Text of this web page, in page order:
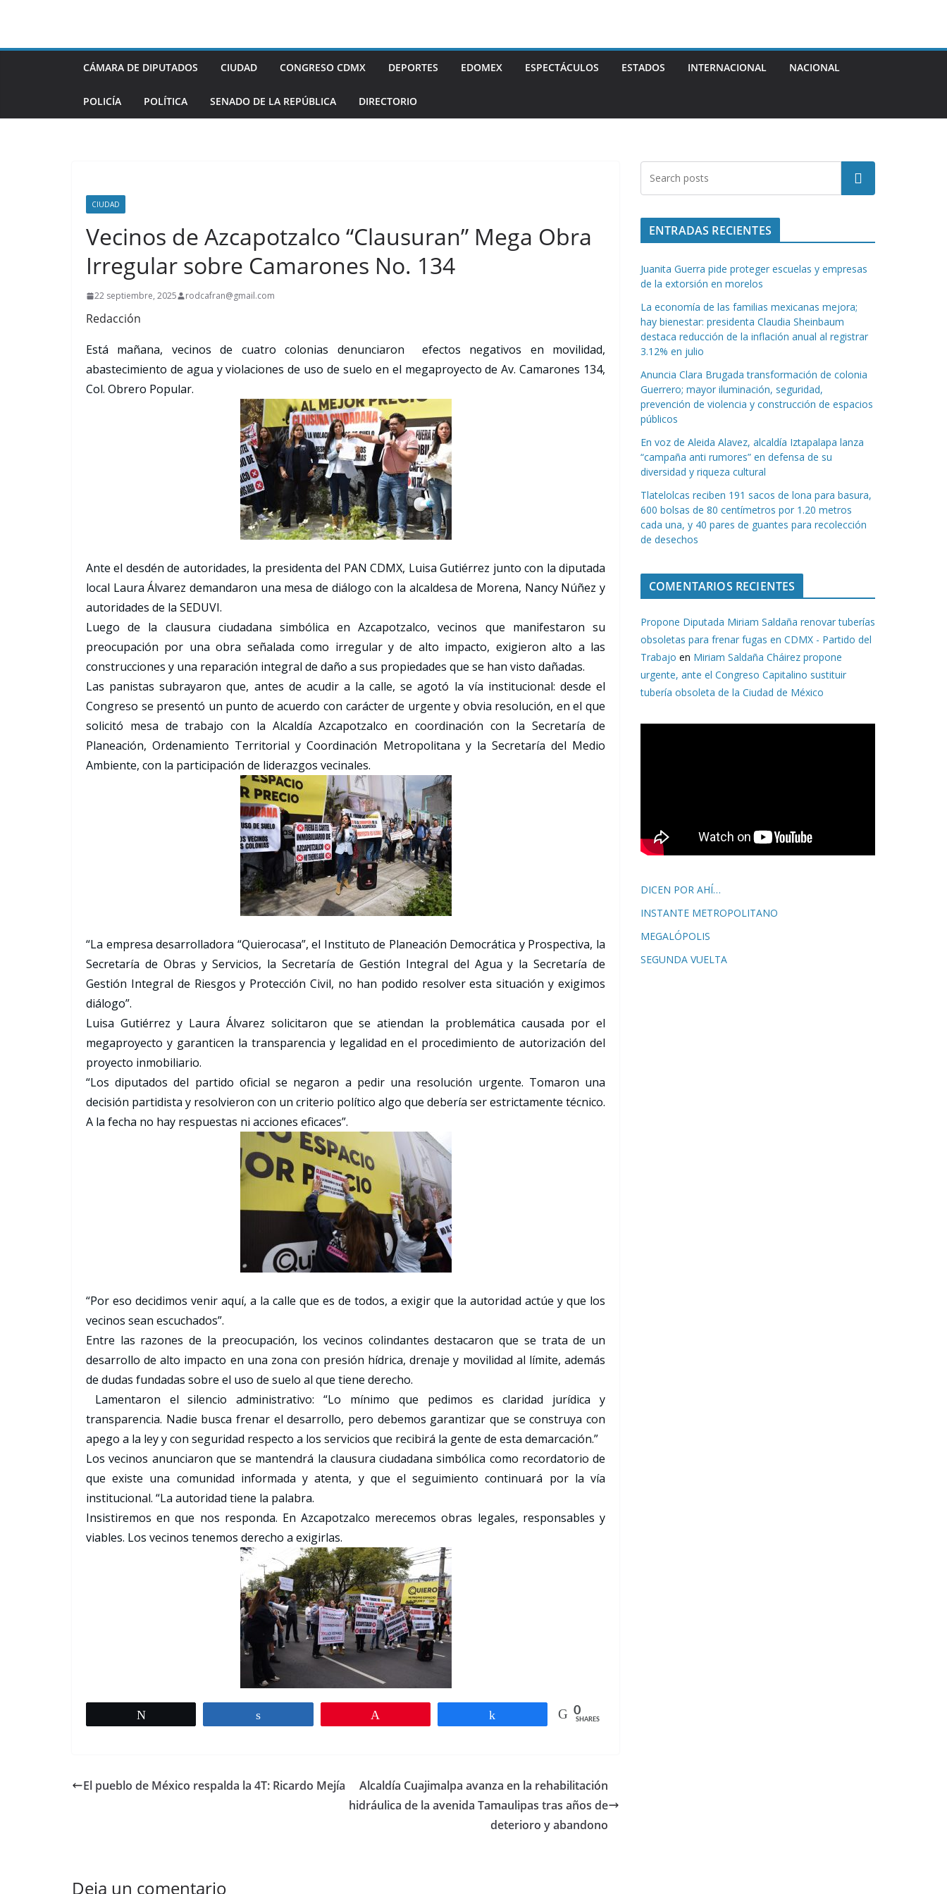
contenido
CÁMARA DE DIPUTADOS CIUDAD CONGRESO CDMX DEPORTES EDOMEX ESPECTÁCULOS ESTADOS INTERNACIONAL NACIONAL
POLICÍA POLÍTICA SENADO DE LA REPÚBLICA DIRECTORIO
CIUDAD
Vecinos de Azcapotzalco “Clausuran” Mega Obra
Irregular sobre Camarones No. 134
22 septiembre, 2025 rodcafran@gmail.com
Redacción
Está mañana, vecinos de cuatro colonias denunciaron efectos negativos en movilidad,
abastecimiento de agua y violaciones de uso de suelo en el megaproyecto de Av. Camarones 134,
Col. Obrero Popular.
Ante el desdén de autoridades, la presidenta del PAN CDMX, Luisa Gutiérrez junto con la diputada
local Laura Álvarez demandaron una mesa de diálogo con la alcaldesa de Morena, Nancy Núñez y
autoridades de la SEDUVI.
Luego de la clausura ciudadana simbólica en Azcapotzalco, vecinos que manifestaron su
preocupación por una obra señalada como irregular y de alto impacto, exigieron alto a las
construcciones y una reparación integral de daño a sus propiedades que se han visto dañadas.
Las panistas subrayaron que, antes de acudir a la calle, se agotó la vía institucional: desde el
Congreso se presentó un punto de acuerdo con carácter de urgente y obvia resolución, en el que
solicitó mesa de trabajo con la Alcaldía Azcapotzalco en coordinación con la Secretaría de
Planeación, Ordenamiento Territorial y Coordinación Metropolitana y la Secretaría del Medio
Ambiente, con la participación de liderazgos vecinales.
“La empresa desarrolladora “Quierocasa”, el Instituto de Planeación Democrática y Prospectiva, la
Secretaría de Obras y Servicios, la Secretaría de Gestión Integral del Agua y la Secretaría de
Gestión Integral de Riesgos y Protección Civil, no han podido resolver esta situación y exigimos
diálogo”.
Luisa Gutiérrez y Laura Álvarez solicitaron que se atiendan la problemática causada por el
megaproyecto y garanticen la transparencia y legalidad en el procedimiento de autorización del
proyecto inmobiliario.
“Los diputados del partido oficial se negaron a pedir una resolución urgente. Tomaron una
decisión partidista y resolvieron con un criterio político algo que debería ser estrictamente técnico.
A la fecha no hay respuestas ni acciones eficaces”.
“Por eso decidimos venir aquí, a la calle que es de todos, a exigir que la autoridad actúe y que los
vecinos sean escuchados”.
Entre las razones de la preocupación, los vecinos colindantes destacaron que se trata de un
desarrollo de alto impacto en una zona con presión hídrica, drenaje y movilidad al límite, además
de dudas fundadas sobre el uso de suelo al que tiene derecho.
Lamentaron el silencio administrativo: “Lo mínimo que pedimos es claridad jurídica y
transparencia. Nadie busca frenar el desarrollo, pero debemos garantizar que se construya con
apego a la ley y con seguridad respecto a los servicios que recibirá la gente de esta demarcación.”
Los vecinos anunciaron que se mantendrá la clausura ciudadana simbólica como recordatorio de
que existe una comunidad informada y atenta, y que el seguimiento continuará por la vía
institucional. “La autoridad tiene la palabra.
Insistiremos en que nos responda. En Azcapotzalco merecemos obras legales, responsables y
viables. Los vecinos tenemos derecho a exigirlas.
0
SHARES
El pueblo de México respalda la 4T: Ricardo Mejía
Alcaldía Cuajimalpa avanza en la rehabilitación
hidráulica de la avenida Tamaulipas tras años de
deterioro y abandono
Deja un comentario
Buscar
ENTRADAS RECIENTES
Juanita Guerra pide proteger escuelas y empresas
de la extorsión en morelos
La economía de las familias mexicanas mejora;
hay bienestar: presidenta Claudia Sheinbaum
destaca reducción de la inflación anual al registrar
3.12% en julio
Anuncia Clara Brugada transformación de colonia
Guerrero; mayor iluminación, seguridad,
prevención de violencia y construcción de espacios
públicos
En voz de Aleida Alavez, alcaldía Iztapalapa lanza
“campaña anti rumores” en defensa de su
diversidad y riqueza cultural
Tlatelolcas reciben 191 sacos de lona para basura,
600 bolsas de 80 centímetros por 1.20 metros
cada una, y 40 pares de guantes para recolección
de desechos
COMENTARIOS RECIENTES
Propone Diputada Miriam Saldaña renovar tuberías
obsoletas para frenar fugas en CDMX - Partido del
Trabajo en Miriam Saldaña Cháirez propone
urgente, ante el Congreso Capitalino sustituir
tubería obsoleta de la Ciudad de México
DICEN POR AHÍ…
INSTANTE METROPOLITANO
MEGALÓPOLIS
SEGUNDA VUELTA